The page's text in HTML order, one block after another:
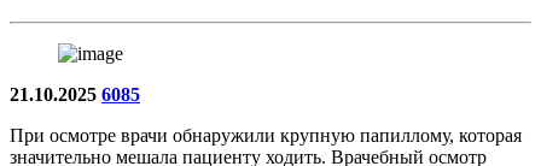
21.10.2025 6085
При осмотре врачи обнаружили крупную папиллому, которая
значительно мешала пациенту ходить. Врачебный осмотр